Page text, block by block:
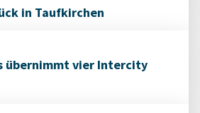
in Taufkirchen
übernimmt vier Intercity